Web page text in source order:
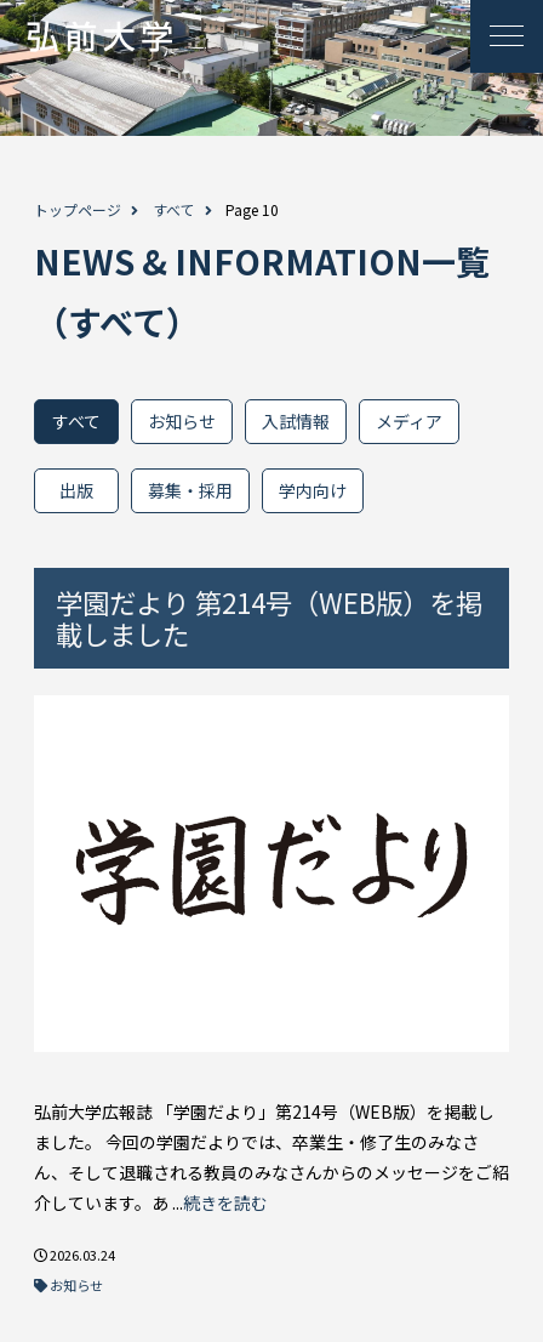
トップページ すべて Page 10
NEWS & INFORMATION一覧
（すべて）
すべて お知らせ 入試情報 メディア
出版 募集・採用 学内向け
学園だより 第214号（WEB版）を掲
載しました
弘前大学広報誌 「学園だより」第214号（WEB版）を掲載し
ました。 今回の学園だよりでは、卒業生・修了生のみなさ
ん、そして退職される教員のみなさんからのメッセージをご紹
介しています。あ ...続きを読む
2026.03.24
お知らせ